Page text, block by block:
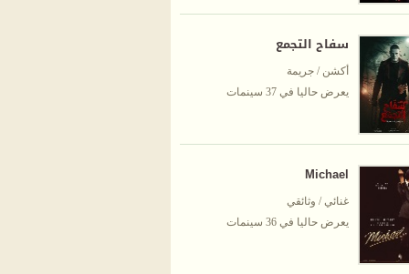
سفاح التجمع
أكشن / جريمة
يعرض حاليا في 37 سينمات
Michael
غنائي / وثائقي
يعرض حاليا في 36 سينمات